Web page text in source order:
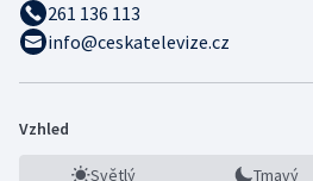
261 136 113
info@ceskatelevize.cz
Vzhled
Světlý Tmavý